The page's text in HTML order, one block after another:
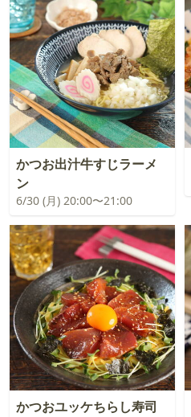
かつお出汁牛すじラーメ
ン
6/30 (月) 20:00〜21:00
かつおユッケちらし寿司